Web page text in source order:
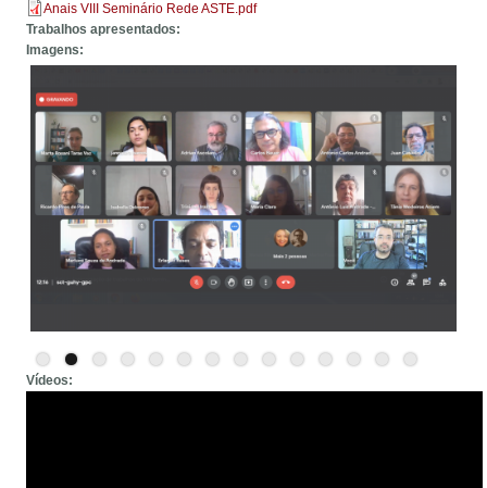
Anais VIII Seminário Rede ASTE.pdf
Trabalhos apresentados:
Imagens:
Vídeos: